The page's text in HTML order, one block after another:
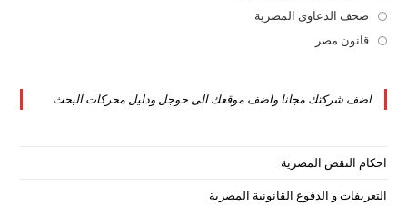
new
صحف الدعاوى المصرية
tab
قانون مصر
new
اضف شركتك مجانا واضف موقعك الى جوجل ودليل محركات البحث
احكام النقض المصرية
التعريفات و الدفوع القانونية المصرية